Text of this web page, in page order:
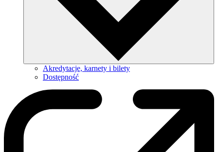
Akredytacje, karnety i bilety
Dostępność